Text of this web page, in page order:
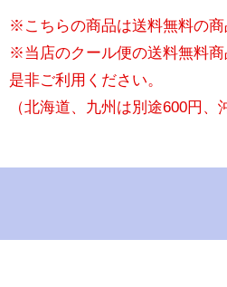
※こちらの商品は送料無料の商
※当店のクール便の送料無料商
是非ご利用ください。
（北海道、九州は別途600円、